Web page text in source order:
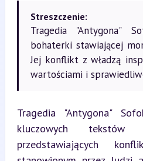
Streszczenie:
Tragedia "Antygona"
bohaterki stawiającej
Jej konflikt z władzą
wartościami i
Tragedia "Antygona"
kluczowych tekstów
przedstawiających